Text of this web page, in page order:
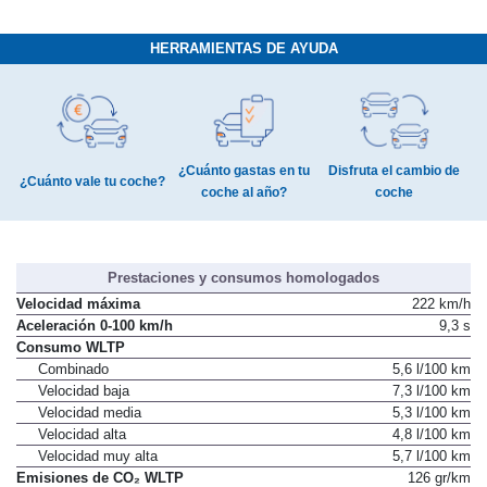
HERRAMIENTAS DE AYUDA
¿Cuánto vale tu coche?
¿Cuánto gastas en tu
coche al año?
Disfruta el cambio de
coche
Prestaciones y consumos homologados
Velocidad máxima
222 km/h
Aceleración 0-100 km/h
9,3 s
Consumo WLTP
Combinado
5,6 l/100 km
Velocidad baja
7,3 l/100 km
Velocidad media
5,3 l/100 km
Velocidad alta
4,8 l/100 km
Velocidad muy alta
5,7 l/100 km
Emisiones de CO₂ WLTP
126 gr/km